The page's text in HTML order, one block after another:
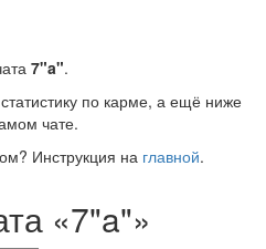
7"a".
по карме, а ещё ниже
чате.
Инструкция на главной.
«7"a"»